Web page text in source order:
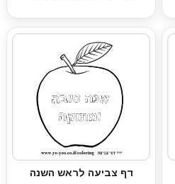
דף צביעה לראש השנה